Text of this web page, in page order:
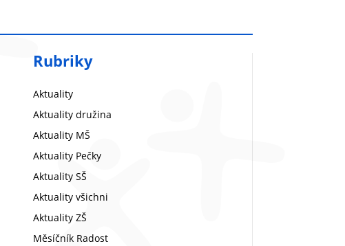
Rubriky
Aktuality
Aktuality družina
Aktuality MŠ
Aktuality Pečky
Aktuality SŠ
Aktuality všichni
Aktuality ZŠ
Měsíčník Radost